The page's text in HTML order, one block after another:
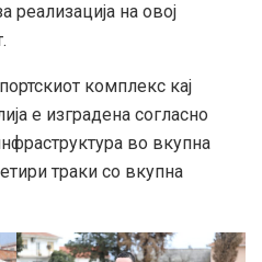
реализација на овој
комплекс кај
е изградена согласно
во вкупна
траки со вкупна